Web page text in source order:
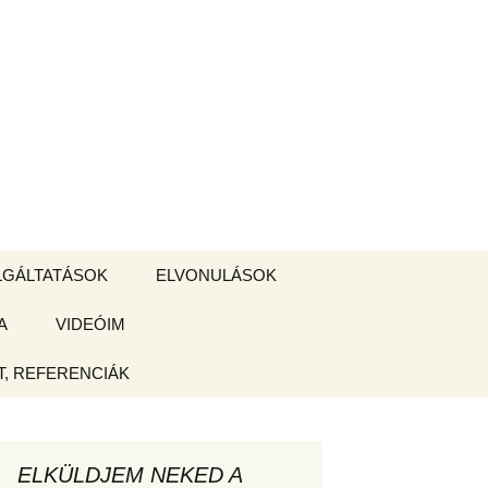
BOLT
ELVONULÁSOK
VIDEÓIM
REFERENCIÁK
ELKÜLDJEM NEKED A